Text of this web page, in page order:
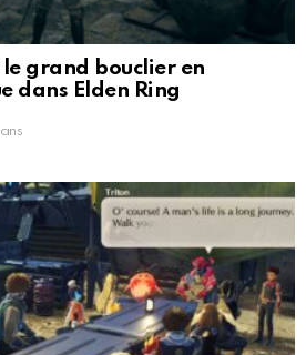
grand bouclier en
dans Elden Ring